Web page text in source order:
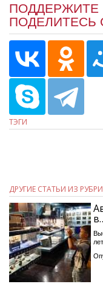
ПОДДЕРЖИТЕ
ПОДЕЛИТЕСЬ
ТЭГИ
ДРУГИЕ СТАТЬИ ИЗ